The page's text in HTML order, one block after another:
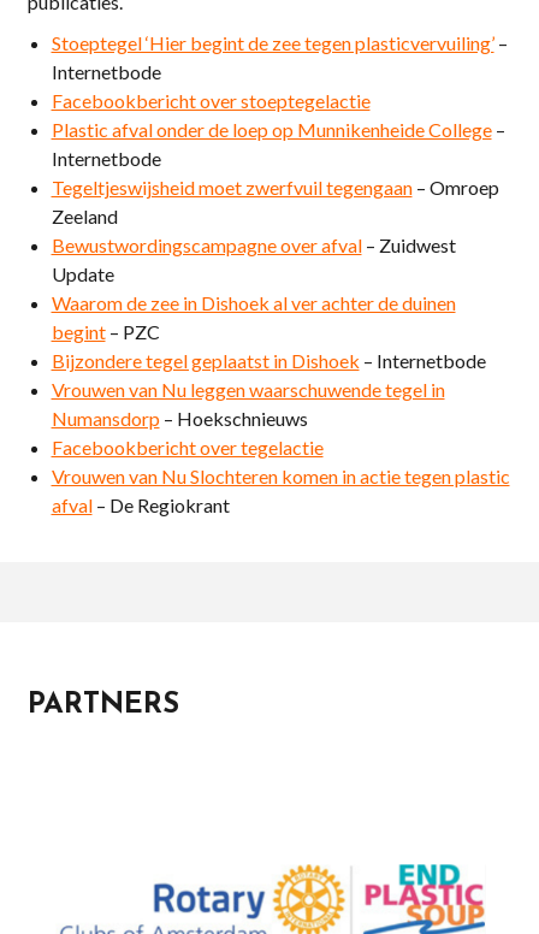
Stoeptegel ‘Hier begint de zee tegen plasticvervuiling’–
Internetbode
Facebookbericht over stoeptegelactie
Plastic afval onder de loep op Munnikenheide College–
Internetbode
Tegeltjeswijsheid moet zwerfvuil tegengaan– Omroep
Zeeland
Bewustwordingscampagne over afval– Zuidwest
Update
Waarom de zee in Dishoek al ver achter de duinen
begint– PZC
Bijzondere tegel geplaatst in Dishoek – Internetbode
Vrouwen van Nu leggen waarschuwende tegel in
Numansdorp– Hoekschnieuws
Facebookbericht over tegelactie
Vrouwen van Nu Slochteren komen in actie tegen plastic
afval– De Regiokrant
PARTNERS